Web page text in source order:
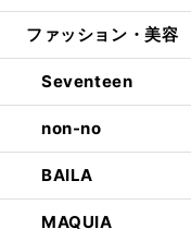
ファッション・美容
Seventeen
non-no
BAILA
MAQUIA